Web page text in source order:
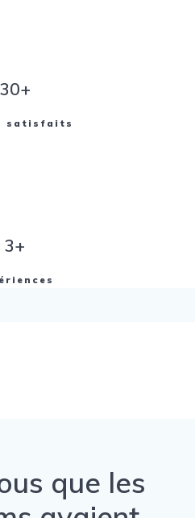
30+
satisfaits
3+
que les